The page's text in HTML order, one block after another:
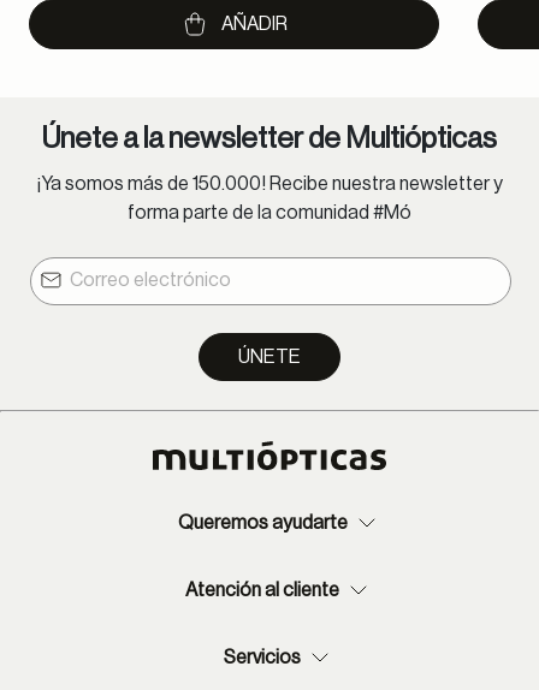
to AÑADIR
Únete a la newsletter de Multiópticas
¡Ya somos más de 150.000! Recibe nuestra newsletter y
forma parte de la comunidad #Mó
ÚNETE
Queremos ayudarte
Atención al cliente
Servicios